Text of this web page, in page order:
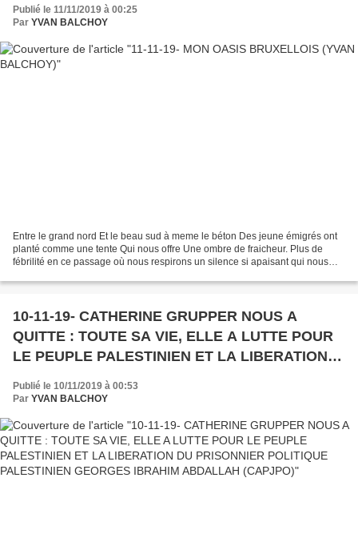
Publié le 11/11/2019 à 00:25
Par YVAN BALCHOY
Entre le grand nord Et le beau sud à meme le béton Des jeune émigrés ont
planté comme une tente Qui nous offre Une ombre de fraicheur. Plus de
fébrilité en ce passage où nous respirons un silence si apaisant qui nous
10-11-19- CATHERINE GRUPPER NOUS A
QUITTE : TOUTE SA VIE, ELLE A LUTTE POUR
LE PEUPLE PALESTINIEN ET LA LIBERATION
DU PRISONNIER POLITIQUE PALESTINIEN
GEORGES IBRAHIM ABDALLAH (CAPJPO)
Publié le 10/11/2019 à 00:53
Par YVAN BALCHOY